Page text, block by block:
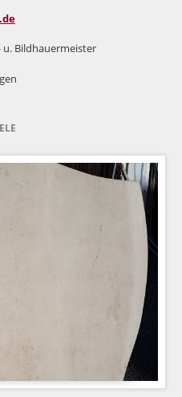
u. Bildhauermeister